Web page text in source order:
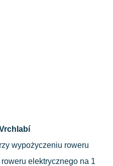
wypożyczeniu roweru
elektrycznego na 1